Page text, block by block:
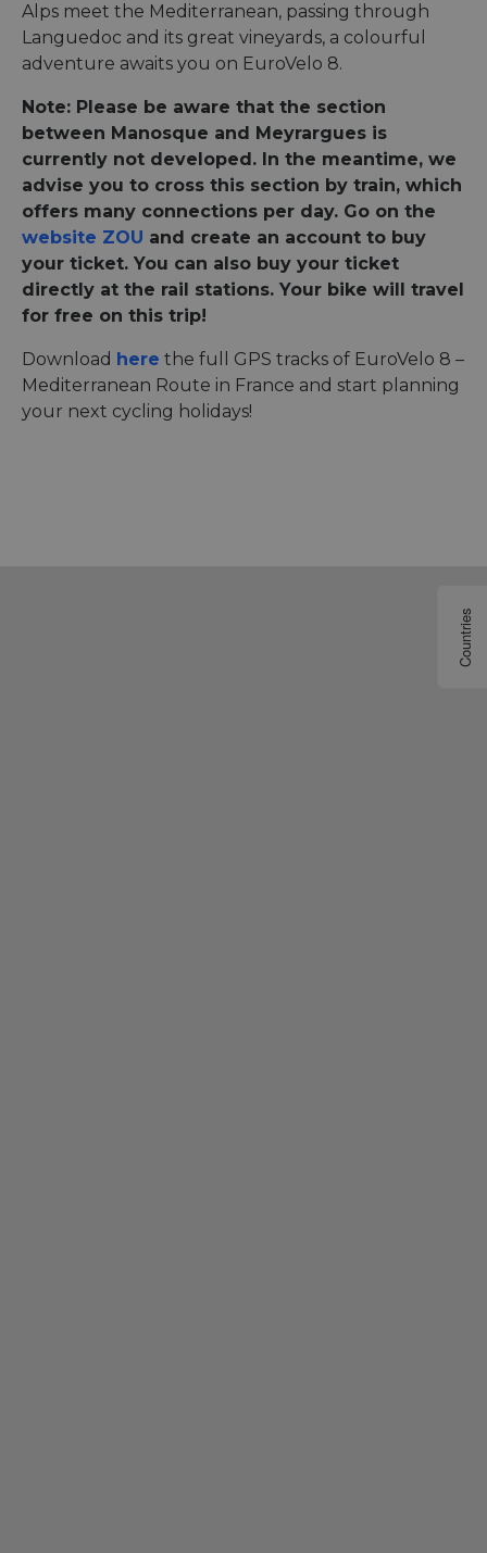
Alps meet the Mediterranean, passing through
Languedoc and its great vineyards, a colourful
adventure awaits you on EuroVelo 8.
Note: Please be aware that the section
between Manosque and Meyrargues is
currently not developed. In the meantime, we
advise you to cross this section by train, which
offers many connections per day. Go on the
website ZOU and create an account to buy
your ticket. You can also buy your ticket
directly at the rail stations. Your bike will travel
for free on this trip!
Download here the full GPS tracks of EuroVelo 8 –
Mediterranean Route in France and start planning
your next cycling holidays!
Countries